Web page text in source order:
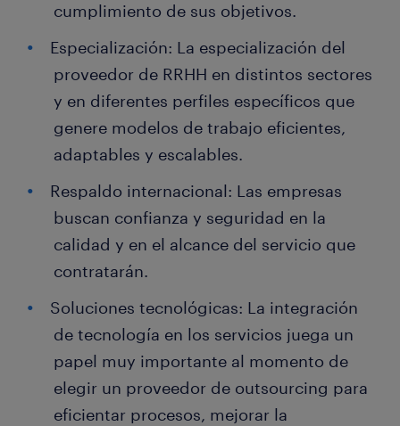
cumplimiento de sus objetivos.
Especialización: La especialización del
proveedor de RRHH en distintos sectores
y en diferentes perfiles específicos que
genere modelos de trabajo eficientes,
adaptables y escalables.
Respaldo internacional: Las empresas
buscan confianza y seguridad en la
calidad y en el alcance del servicio que
contratarán.
Soluciones tecnológicas: La integración
de tecnología en los servicios juega un
papel muy importante al momento de
elegir un proveedor de outsourcing para
eficientar procesos, mejorar la